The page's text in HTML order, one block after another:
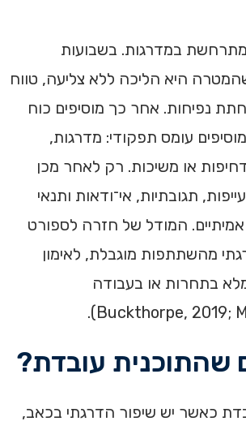
במדרגות. בשבועות
היא הליכה ללא צליעה, טווח
נפיחות. אחר כך מוסיפים כוח
עומס תפקודי: מדרגות,
או משיכות. רק לאחר מכן
תגובתיות, אי־ודאות ותנאי
המודל של חזרה לספורט
מהשתתפות מוגבלת, לאימון
בתחרות או בעבודה
שהתוכנית עובדת?
כאשר יש שיפור הדרגתי בכאב,